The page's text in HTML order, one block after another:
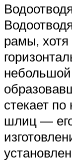
рамы,
стекает
шлиц —